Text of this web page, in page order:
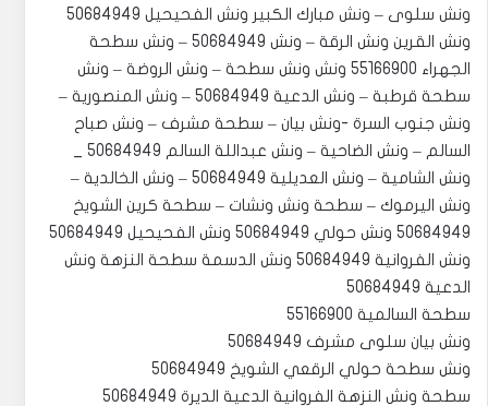
ونش سلوى – ونش مبارك الكبير ونش الفحيحيل 50684949
ونش القرين ونش الرقة – ونش 50684949 – ونش سطحة
الجهراء 55166900 ونش ونش سطحة – ونش الروضة – ونش
سطحة قرطبة – ونش الدعية 50684949 – ونش المنصورية –
ونش جنوب السرة -ونش بيان – سطحة مشرف – ونش صباح
ونش الشامية – ونش العديلية 50684949 – ونش الخالدية –
ونش اليرموك – سطحة ونش ونشات – سطحة كرين الشويخ
50684949 ونش حولي 50684949 ونش الفحيحيل 50684949
ونش الفروانية 50684949 ونش الدسمة سطحة النزهة ونش
الدعية 50684949
سطحة السالمية 55166900